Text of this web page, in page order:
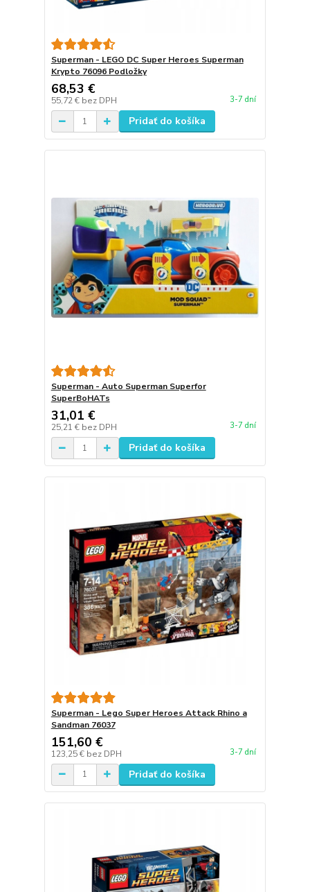
Superman - LEGO DC Super Heroes Superman
Krypto 76096 Podložky
68,53 €
55,72 € bez DPH 3-7 dní
Pridať do košíka
Superman - Auto Superman Superfor
SuperBoHATs
31,01 €
25,21 € bez DPH 3-7 dní
Pridať do košíka
Superman - Lego Super Heroes Attack Rhino a
Sandman 76037
151,60 €
123,25 € bez DPH 3-7 dní
Pridať do košíka